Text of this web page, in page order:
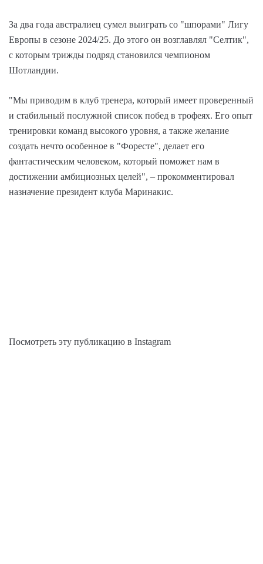
За два года австралиец сумел выиграть со "шпорами" Лигу
Европы в сезоне 2024/25. До этого он возглавлял "Селтик",
с которым трижды подряд становился чемпионом
Шотландии.
"Мы приводим в клуб тренера, который имеет проверенный
и стабильный послужной список побед в трофеях. Его опыт
тренировки команд высокого уровня, а также желание
создать нечто особенное в "Форесте", делает его
фантастическим человеком, который поможет нам в
достижении амбициозных целей", – прокомментировал
назначение президент клуба Маринакис.
Посмотреть эту публикацию в Instagram